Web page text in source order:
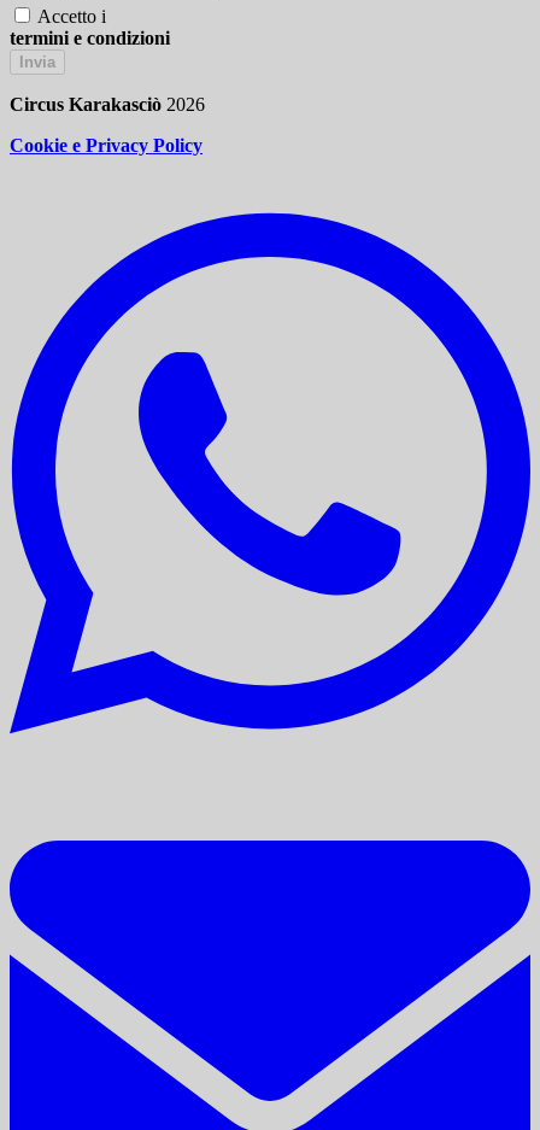
Accetto i
termini e condizioni
Invia
Circus Karakasciò 2026
Cookie e Privacy Policy